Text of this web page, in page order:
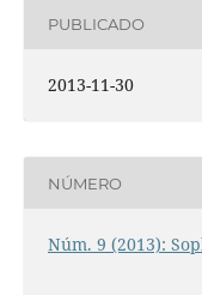
PUBLICADO
2013-11-30
NÚMERO
Núm. 9 (2013):